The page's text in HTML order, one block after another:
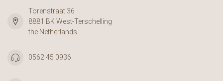
Torenstraat 36
8881 BK West-Terschelling
the Netherlands
0562 45 0936